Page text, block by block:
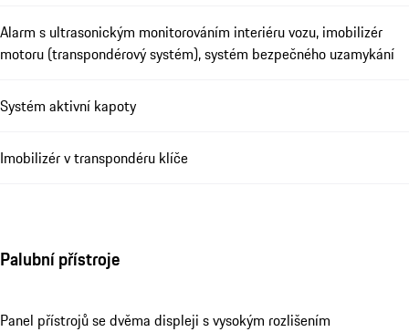
Alarm s ultrasonickým monitorováním interiéru vozu, imobilizér
motoru (transpondérový systém), systém bezpečného uzamykání
Systém aktivní kapoty
Imobilizér v transpondéru klíče
Palubní přístroje
Panel přístrojů se dvěma displeji s vysokým rozlišením